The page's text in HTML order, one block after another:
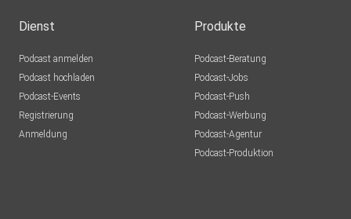
Dienst
Podcast anmelden
Podcast hochladen
Podcast-Events
Registrierung
Anmeldung
Produkte
Podcast-Beratung
Podcast-Jobs
Podcast-Push
Podcast-Werbung
Podcast-Agentur
Podcast-Produktion